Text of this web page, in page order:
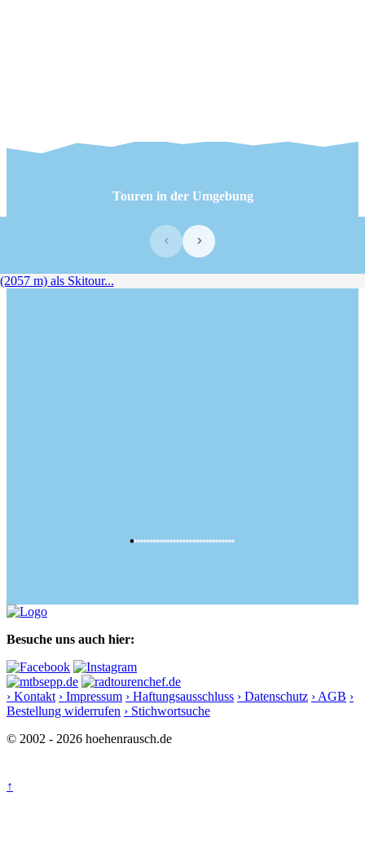
Touren in der Umgebung
‹ ›
Besuche uns auch hier:
› Kontakt › Impressum › Haftungsausschluss › Datenschutz › AGB ›
Bestellung widerrufen › Stichwortsuche
© 2002 - 2026 hoehenrausch.de
↑